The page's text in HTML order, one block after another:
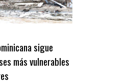
sigue
más vulnerables